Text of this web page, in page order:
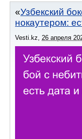
Узбекский
нокаутером:
Vesti.kz, 26 апреля